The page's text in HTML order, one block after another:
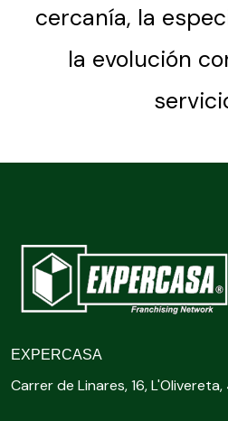
cercanía, la
la evolución
EXPERCASA
Carrer de Linares, 16,